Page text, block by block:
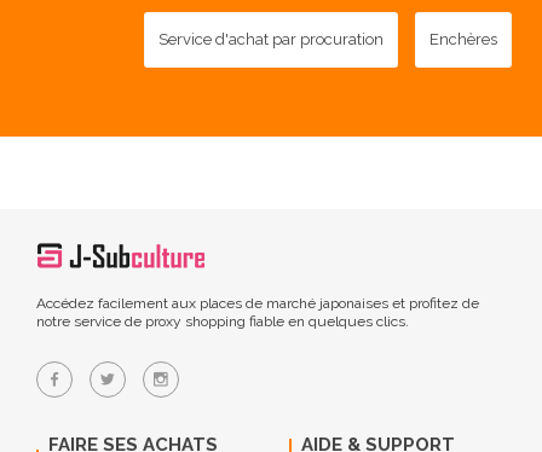
Service d'achat par procuration Enchères
Accédez facilement aux places de marché japonaises et profitez de
notre service de proxy shopping fiable en quelques clics.
FAIRE SES ACHATS
AIDE & SUPPORT